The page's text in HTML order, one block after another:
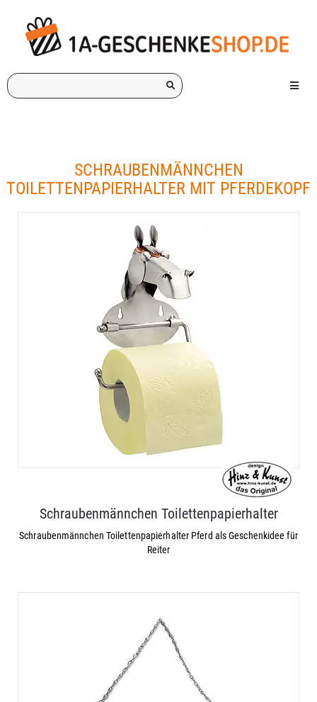
Ich
suche
Menü
SCHRAUBENMÄNNCHEN
TOILETTENPAPIERHALTER MIT PFERDEKOPF
Schraubenmännchen Toilettenpapierhalter
Schraubenmännchen Toilettenpapierhalter Pferd als Geschenkidee für
Reiter